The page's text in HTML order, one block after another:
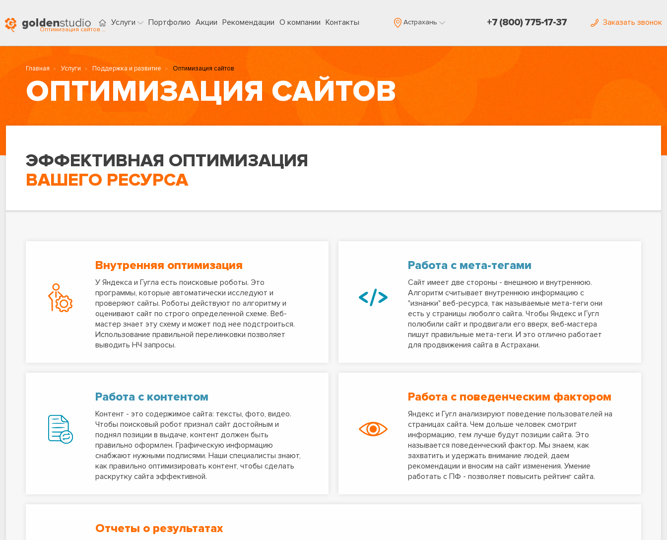
Оптимизация сайтов в Астрахани
Услуги Портфолио Акции Рекомендации О компании Контакты Астрахань +7 (800) 775-17-37 Заказать звонок
Главная Услуги Поддержка и развитие Оптимизация сайтов
ОПТИМИЗАЦИЯ САЙТОВ
ЭФФЕКТИВНАЯ ОПТИМИЗАЦИЯ
ВАШЕГО РЕСУРСА
Внутренняя оптимизация
У Яндекса и Гугла есть поисковые роботы. Это
программы, которые автоматически исследуют и
проверяют сайты. Роботы действуют по алгоритму и
оценивают сайт по строго определенной схеме. Веб-
мастер знает эту схему и может под нее подстроиться.
Использование правильной перелинковки позволяет
выводить НЧ запросы.
Работа с мета-тегами
Сайт имеет две стороны - внешнюю и внутреннюю.
Алгоритм считывает внутреннюю информацию с
"изнанки" веб-ресурса, так называемые мета-теги они
есть у страницы люболго сайта. Чтобы Яндекс и Гугл
полюбили сайт и продвигали его вверх, веб-мастера
пишут правильные мета-теги. И это отлично работает
для продвижения сайта в Астрахани.
Работа с контентом
Контент - это содержимое сайта: тексты, фото, видео.
Чтобы поисковый робот признал сайт достойным и
поднял позиции в выдаче, контент должен быть
правильно оформлен. Графическую информацию
снабжают нужными подписями. Наши специалисты знают,
как правильно оптимизировать контент, чтобы сделать
раскрутку сайта эффективной.
Работа с поведенческим фактором
Яндекс и Гугл анализируют поведение пользователей на
страницах сайта. Чем дольше человек смотрит
информацию, тем лучше будут позиции сайта. Это
называется поведенческий фактор. Мы знаем, как
захватить и удержать внимание людей, даем
рекомендации и вносим на сайт изменения. Умение
работать с ПФ - позволяет повысить рейтинг сайта.
Отчеты о результатах